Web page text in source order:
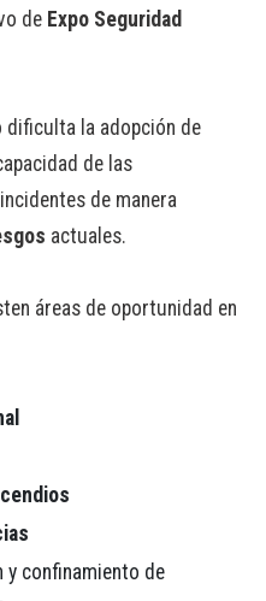
de Expo Seguridad
dificulta la adopción de
de las
de manera
actuales.
áreas de oportunidad en
confinamiento de